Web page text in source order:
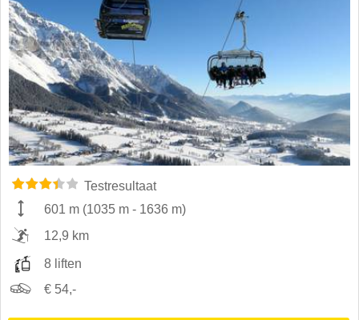
Testresultaat
601 m (1035 m - 1636 m)
12,9 km
8 liften
€ 54,-